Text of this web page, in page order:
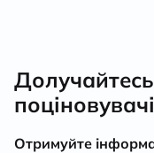
Отримуйте